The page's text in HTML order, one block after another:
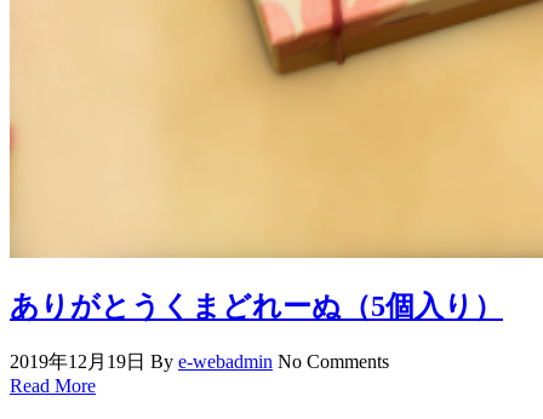
ありがとうくまどれーぬ（5個入り）
2019年12月19日 By e-webadmin No Comments
Read More